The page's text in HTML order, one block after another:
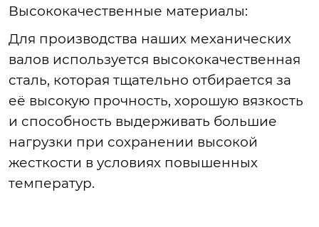
Высококачественные материалы:
Для производства наших механических
валов используется высококачественная
сталь, которая тщательно отбирается за
её высокую прочность, хорошую вязкость
и способность выдерживать большие
нагрузки при сохранении высокой
жесткости в условиях повышенных
температур.